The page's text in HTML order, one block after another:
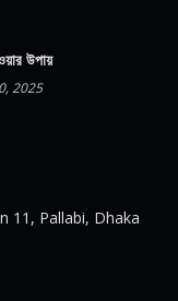
উপায়
2025
11, Pallabi, Dhaka